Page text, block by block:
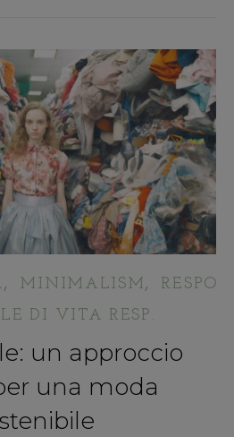
, MINIMALISM,
DI VITA RESP.
un approccio
una moda